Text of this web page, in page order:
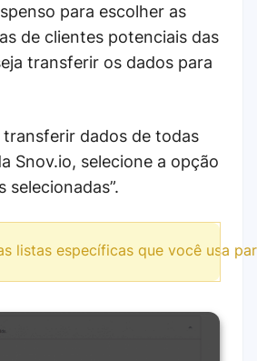
para escolher as
de clientes potenciais das
transferir os dados para
transferir dados de todas
Snov.io, selecione a opção
selecionadas”.
listas específicas que você usa